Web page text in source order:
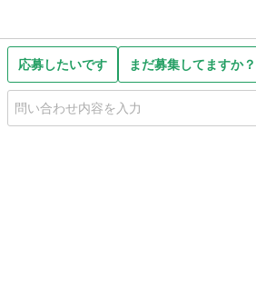
応募したいです まだ募集してますか？